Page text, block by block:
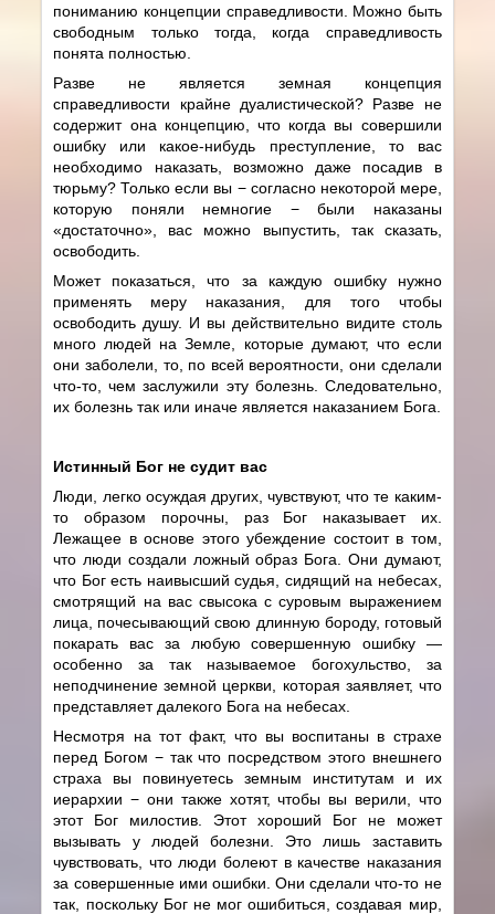
пониманию концепции справедливости. Можно быть
свободным только тогда, когда справедливость
понята полностью.
Разве не является земная концепция
справедливости крайне дуалистической? Разве не
содержит она концепцию, что когда вы совершили
ошибку или какое-нибудь преступление, то вас
необходимо наказать, возможно даже посадив в
тюрьму? Только если вы − согласно некоторой мере,
которую поняли немногие − были наказаны
«достаточно», вас можно выпустить, так сказать,
освободить.
Может показаться, что за каждую ошибку нужно
применять меру наказания, для того чтобы
освободить душу. И вы действительно видите столь
много людей на Земле, которые думают, что если
они заболели, то, по всей вероятности, они сделали
что-то, чем заслужили эту болезнь. Следовательно,
их болезнь так или иначе является наказанием Бога.
Истинный Бог не судит вас
Люди, легко осуждая других, чувствуют, что те каким-
то образом порочны, раз Бог наказывает их.
Лежащее в основе этого убеждение состоит в том,
что люди создали ложный образ Бога. Они думают,
что Бог есть наивысший судья, сидящий на небесах,
смотрящий на вас свысока с суровым выражением
лица, почесывающий свою длинную бороду, готовый
покарать вас за любую совершенную ошибку —
особенно за так называемое богохульство, за
неподчинение земной церкви, которая заявляет, что
представляет далекого Бога на небесах.
Несмотря на тот факт, что вы воспитаны в страхе
перед Богом − так что посредством этого внешнего
страха вы повинуетесь земным институтам и их
иерархии − они также хотят, чтобы вы верили, что
этот Бог милостив. Этот хороший Бог не может
вызывать у людей болезни. Это лишь заставить
чувствовать, что люди болеют в качестве наказания
за совершенные ими ошибки. Они сделали что-то не
так, поскольку Бог не мог ошибиться, создавая мир,